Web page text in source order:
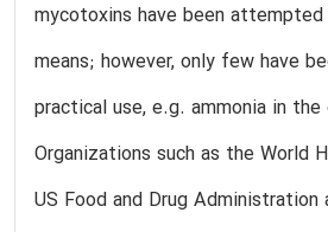
mycotoxins have been attempted
means; however, only few have
practical use, e.g. ammonia in the
Organizations such as the World
US Food and Drug Administration